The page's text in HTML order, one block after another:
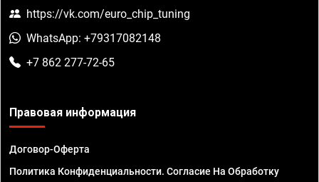
https://vk.com/euro_chip_tuning
WhatsApp: +79317082148
+7 862 277-72-65
Правовая информация
Договор-Оферта
Политика Конфиденциальности. Согласие На Обработку